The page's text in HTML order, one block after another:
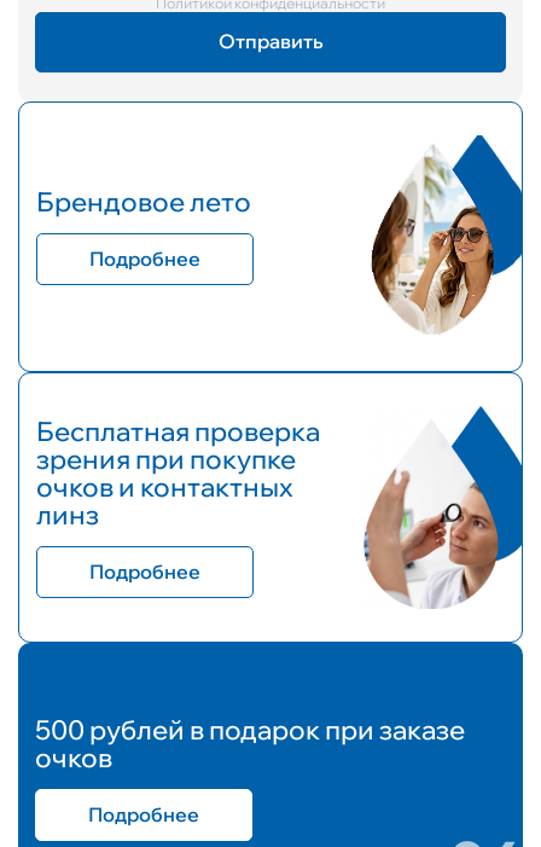
Брендовое лето
Подробнее
Бесплатная проверка
зрения при покупке
очков и контактных
линз
Подробнее
500 рублей в подарок при заказе
очков
Подробнее